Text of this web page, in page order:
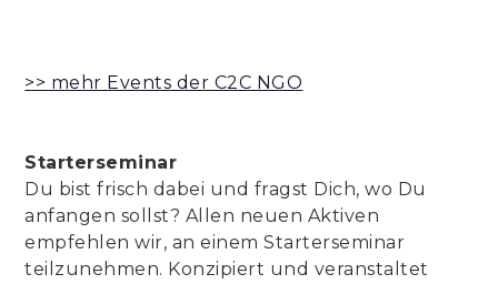
>> mehr Events der C2C NGO
Starterseminar
Du bist frisch dabei und fragst Dich, wo Du
anfangen sollst? Allen neuen Aktiven
empfehlen wir, an einem Starterseminar
teilzunehmen. Konzipiert und veranstaltet